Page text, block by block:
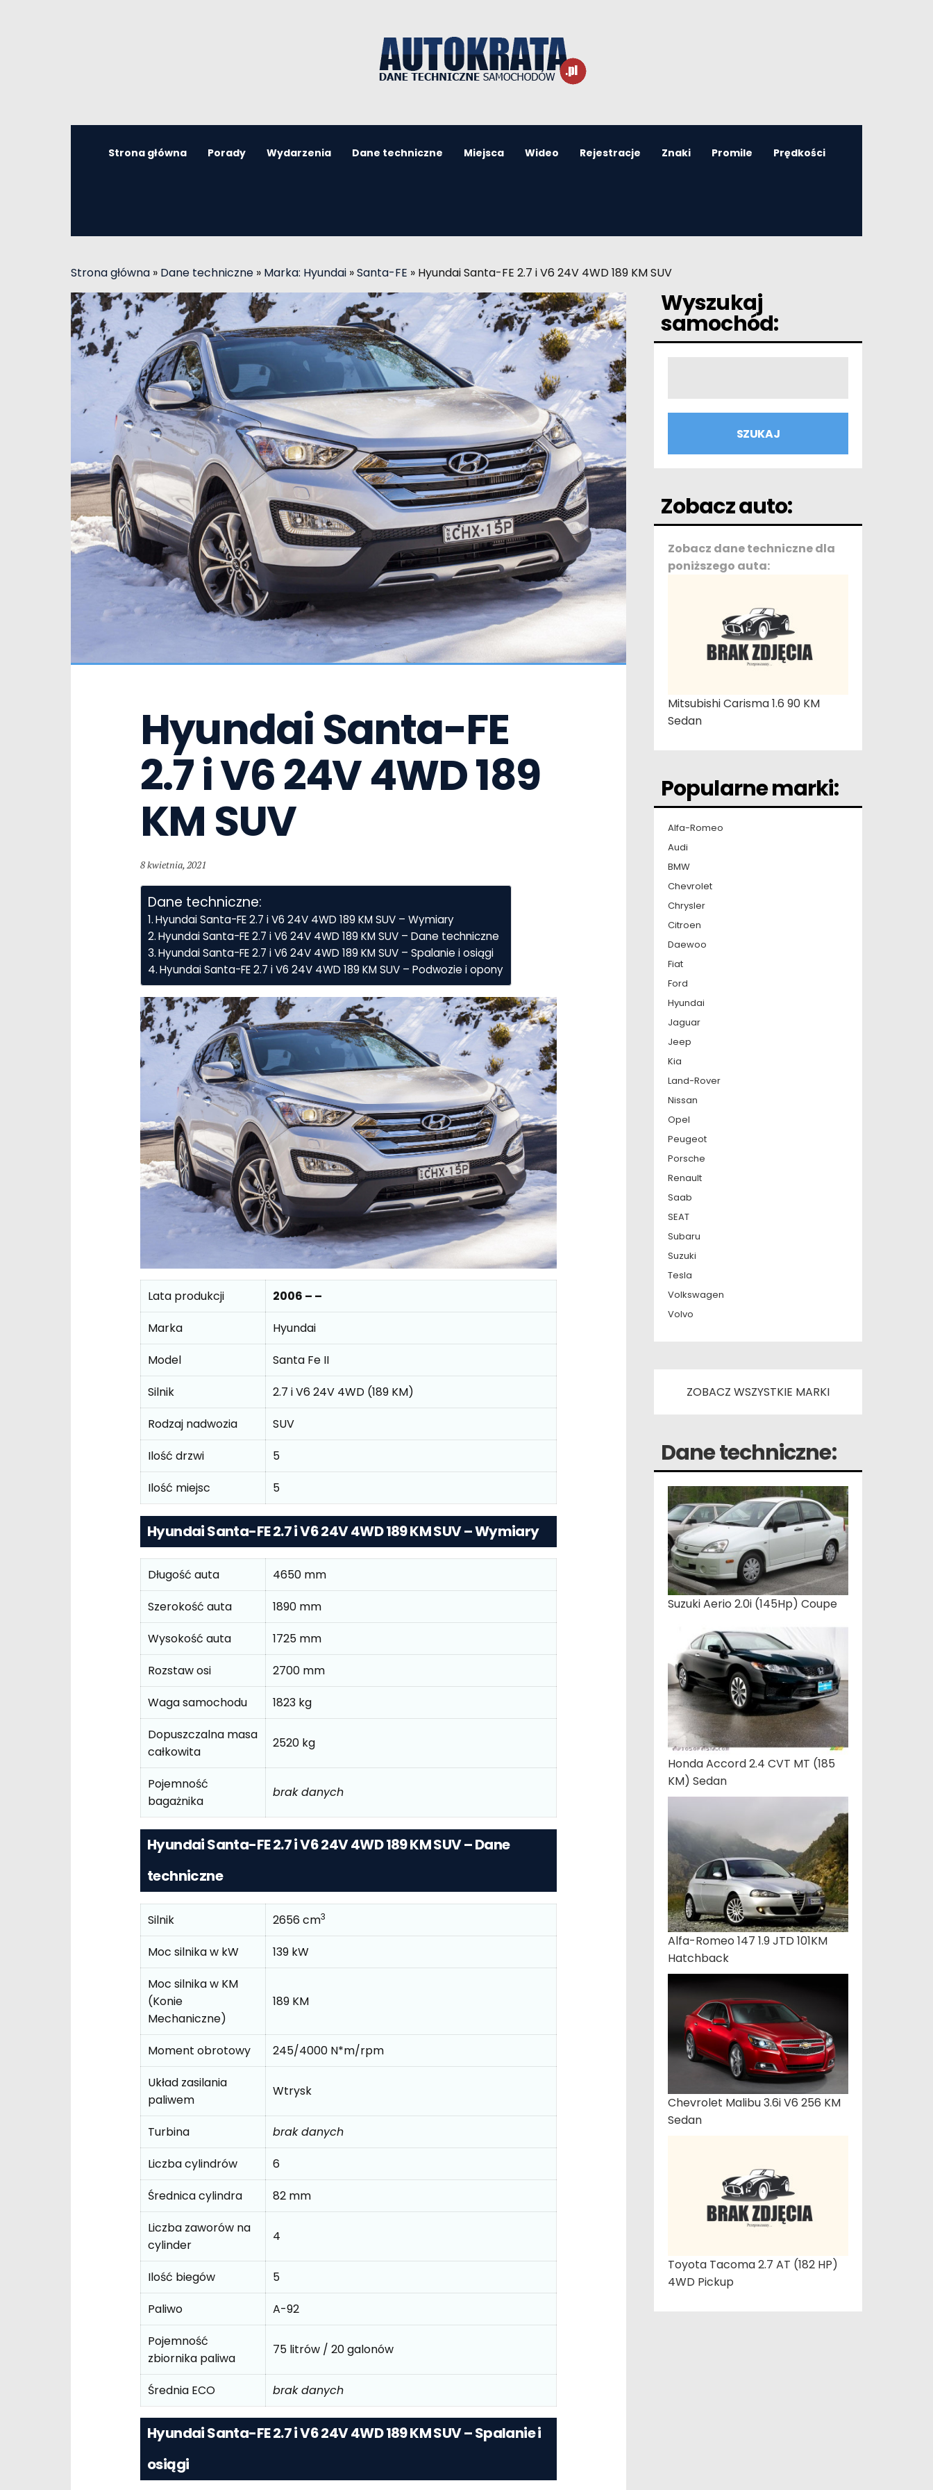
Strona główna Porady Wydarzenia Dane techniczne Miejsca Wideo Rejestracje Znaki Promile Prędkości
Strona główna » Dane techniczne » Marka: Hyundai »Santa-FE » Hyundai Santa-FE 2.7 i V6 24V 4WD 189 KM SUV
Hyundai Santa-FE
2.7 i V6 24V 4WD 189
KM SUV
8 kwietnia, 2021
Dane techniczne:
Hyundai Santa-FE 2.7 i V6 24V 4WD 189 KM SUV – Wymiary
Hyundai Santa-FE 2.7 i V6 24V 4WD 189 KM SUV – Dane techniczne
Hyundai Santa-FE 2.7 i V6 24V 4WD 189 KM SUV – Spalanie i osiągi
Hyundai Santa-FE 2.7 i V6 24V 4WD 189 KM SUV – Podwozie i opony
Lata produkcji
2006 – –
Marka
Hyundai
Model
Santa Fe II
Silnik
2.7 i V6 24V 4WD (189 KM)
Rodzaj nadwozia
SUV
Ilość drzwi
5
Ilość miejsc
5
Hyundai Santa-FE 2.7 i V6 24V 4WD 189 KM SUV – Wymiary
Długość auta
4650 mm
Szerokość auta
1890 mm
Wysokość auta
1725 mm
Rozstaw osi
2700 mm
Waga samochodu
1823 kg
Dopuszczalna masa
całkowita
2520 kg
Pojemność
bagażnika
brak danych
Hyundai Santa-FE 2.7 i V6 24V 4WD 189 KM SUV – Dane
techniczne
Silnik 2656 cm3
Moc silnika w kW
139 kW
Moc silnika w KM
(Konie
Mechaniczne)
189 KM
Moment obrotowy
245/4000 N*m/rpm
Układ zasilania
paliwem
Wtrysk
Turbina
brak danych
Liczba cylindrów
6
Średnica cylindra
82 mm
Liczba zaworów na
cylinder
4
Ilość biegów
5
Paliwo
A-92
Pojemność
zbiornika paliwa
75 litrów / 20 galonów
Średnia ECO brak danych
Hyundai Santa-FE 2.7 i V6 24V 4WD 189 KM SUV – Spalanie i
osiągi
Wyszukaj
samochód:
Zobacz auto:
Zobacz dane techniczne dla
poniższego auta:
Mitsubishi Carisma 1.6 90 KM
Sedan
Popularne marki:
Alfa-Romeo
Audi
BMW
Chevrolet
Chrysler
Citroen
Daewoo
Fiat
Ford
Hyundai
Jaguar
Jeep
Kia
Land-Rover
Nissan
Opel
Peugeot
Porsche
Renault
Saab
SEAT
Subaru
Suzuki
Tesla
Volkswagen
Volvo
ZOBACZ WSZYSTKIE MARKI
Dane techniczne:
Suzuki Aerio 2.0i (145Hp) Coupe
Honda Accord 2.4 CVT MT (185
KM) Sedan
Alfa-Romeo 147 1.9 JTD 101KM
Hatchback
Chevrolet Malibu 3.6i V6 256 KM
Sedan
Toyota Tacoma 2.7 AT (182 HP)
4WD Pickup